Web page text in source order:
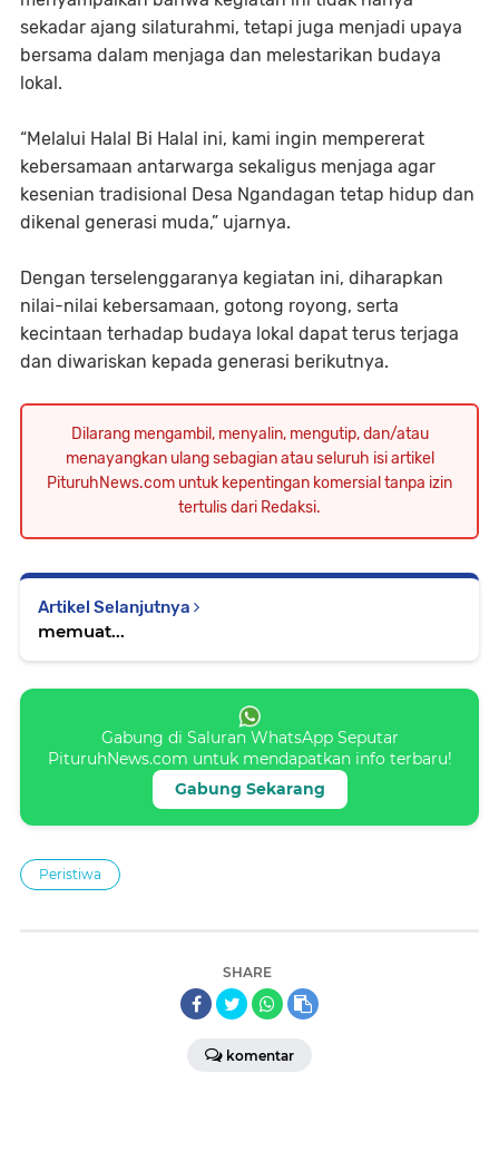
sekadar ajang silaturahmi, tetapi juga menjadi upaya
bersama dalam menjaga dan melestarikan budaya
lokal.
“Melalui Halal Bi Halal ini, kami ingin mempererat
kebersamaan antarwarga sekaligus menjaga agar
kesenian tradisional Desa Ngandagan tetap hidup dan
dikenal generasi muda,” ujarnya.
Dengan terselenggaranya kegiatan ini, diharapkan
nilai-nilai kebersamaan, gotong royong, serta
kecintaan terhadap budaya lokal dapat terus terjaga
dan diwariskan kepada generasi berikutnya.
Dilarang mengambil, menyalin, mengutip, dan/atau
menayangkan ulang sebagian atau seluruh isi artikel
PituruhNews.com untuk kepentingan komersial tanpa izin
tertulis dari Redaksi.
Artikel Selanjutnya
memuat...
Gabung di Saluran WhatsApp Seputar
PituruhNews.com untuk mendapatkan info terbaru!
Gabung Sekarang
Peristiwa
SHARE
komentar